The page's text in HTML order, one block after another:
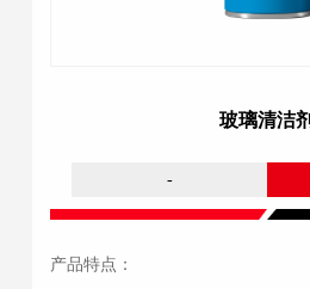
玻璃清洁剂
-
产品特点：